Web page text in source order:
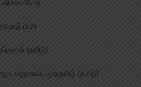
மோர்
பி.சி
(தமிழ்)
மதுரகவி, முத்தமிழ் (தமிழ்)